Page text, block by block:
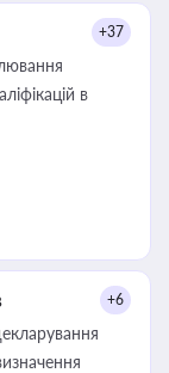
+37
в
+6